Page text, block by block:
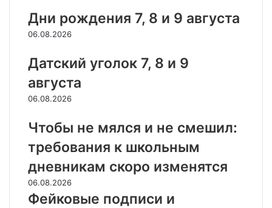
Дни рождения 7, 8 и 9 августа
06.08.2026
Датский уголок 7, 8 и 9
августа
06.08.2026
Чтобы не мялся и не смешил:
требования к школьным
дневникам скоро изменятся
06.08.2026
Фейковые подписи и